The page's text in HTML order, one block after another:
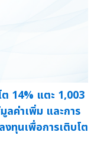
ต 14% แตะ 1,003
ลค่าเพิ่ม และการ
ทุนเพื่อการเติบโต